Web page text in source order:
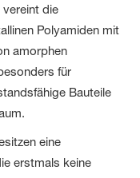
die
Polyamiden mit
amorphen
für
Bauteile
eine
erstmals keine